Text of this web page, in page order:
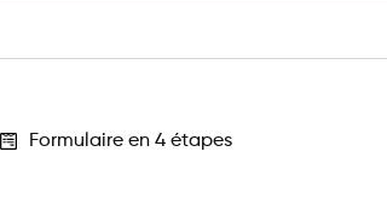
Formulaire en 4 étapes